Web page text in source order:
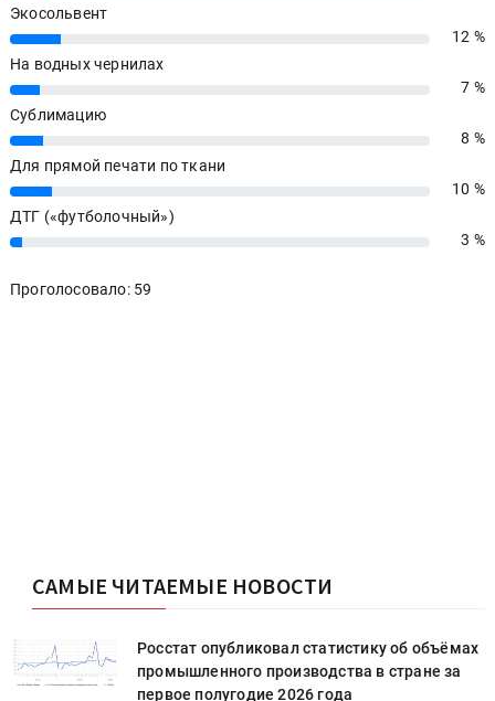
Экосольвент
12%
12 %
На водных чернилах
7%
7 %
Сублимацию
8%
8 %
Для прямой печати по ткани
10%
10 %
ДТГ («футболочный»)
3% 3 %
Проголосовало: 59
САМЫЕ ЧИТАЕМЫЕ НОВОСТИ
Росстат опубликовал статистику об объёмах
промышленного производства в стране за
первое полугодие 2026 года